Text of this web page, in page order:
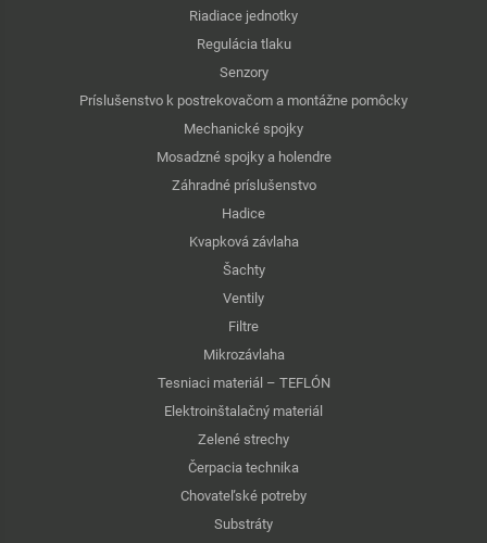
Riadiace jednotky
Regulácia tlaku
Senzory
Príslušenstvo k postrekovačom a montážne pomôcky
Mechanické spojky
Mosadzné spojky a holendre
Záhradné príslušenstvo
Hadice
Kvapková závlaha
Šachty
Ventily
Filtre
Mikrozávlaha
Tesniaci materiál – TEFLÓN
Elektroinštalačný materiál
Zelené strechy
Čerpacia technika
Chovateľské potreby
Substráty